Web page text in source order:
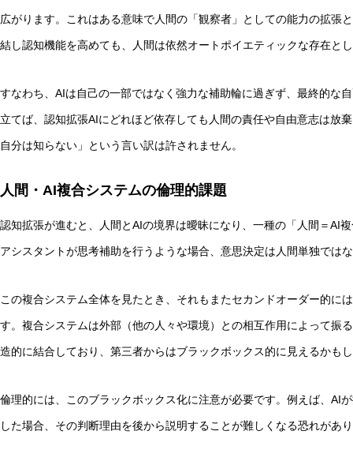
広がります。これはある意味で人間の「観察者」としての能力の拡張
結し認知機能を高めても、人間は依然オートポイエティックな存在と
すなわち、AIは自己の一部ではなく強力な補助輪に過ぎず、最終的な
立てば、認知拡張AIにどれほど依存しても人間の責任や自由意志は放
自分は知らない」という言い訳は許されません。
人間・AI複合システムの倫理的課題
認知拡張が進むと、人間とAIの境界は曖昧になり、一種の「人間＝AI
アシスタントが思考補助を行うような場合、意思決定は人間単独では
この複合システム全体を見たとき、それもまたセカンドオーダー的に
す。複合システムは外部（他の人々や環境）との相互作用によって振
造的に結合しており、第三者からはブラックボックス的に見えるかも
倫理的には、このブラックボックス化に注意が必要です。例えば、AI
した場合、その判断理由を後から説明することが難しくなる恐れがあ